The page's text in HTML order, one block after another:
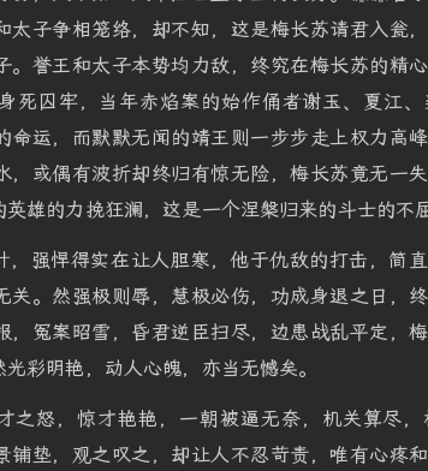
太子争相笼络，却不知，这是梅长苏请君入瓮
。誉王和太子本势均力敌，终究在梅长苏的精
死囚牢，当年赤焰案的始作俑者谢玉、夏江
命运，而默默无闻的靖王则一步步走上权力高
，或偶有波折却终归有惊无险，梅长苏竟无一
雄的力挽狂澜，这是一个涅槃归来的斗士的不
，强悍得实在让人胆寒，他于仇敌的打击，简
关。然强极则辱，慧极必伤，功成身退之日，
，冤案昭雪，昏君逆臣扫尽，边患战乱平定，
彩明艳，动人心魄，亦当无憾矣。
之怒，惊才艳艳，一朝被逼无奈，机关算尽
铺垫，观之叹之，却让人不忍苛责，唯有心疼